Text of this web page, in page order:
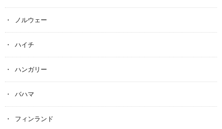
ノルウェー
ハイチ
ハンガリー
バハマ
フィンランド